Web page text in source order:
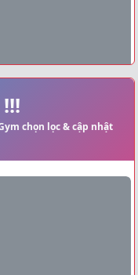
chọn lọc & cập nhật